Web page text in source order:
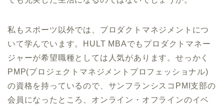
私もスポーツ以外では、プロダクトマネジメントにつ
いて学んでいます。HULT MBAでもプロダクトマネー
ジャーが希望職種としては人気があります。せっかく
PMP(プロジェクトマネジメントプロフェッショナル)
の資格を持っているので、サンフランシスコPMI支部の
会員になったところ、オンライン・オフラインのイベ